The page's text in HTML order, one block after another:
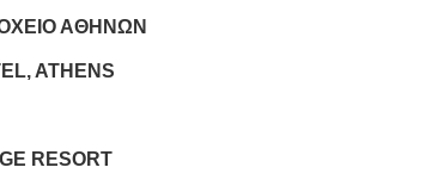
ΑΘΗΝΩΝ
ATHENS
RESORT